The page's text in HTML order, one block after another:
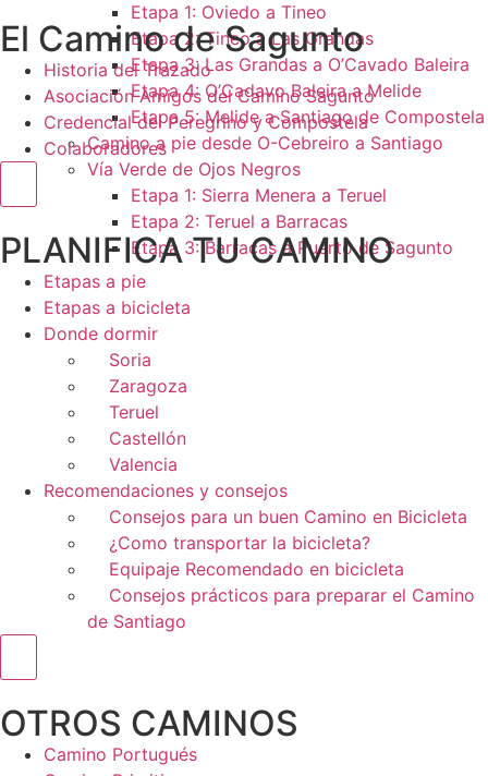
Etapa 1: Oviedo a Tineo
Etapa 2: Tineo a Las Grandas
Etapa 3: Las Grandas a O’Cavado Baleira
Etapa 4: O’Cadavo Baleira a Melide
Etapa 5: Melide a Santiago de Compostela
Camino a pie desde O-Cebreiro a Santiago
Vía Verde de Ojos Negros
Etapa 1: Sierra Menera a Teruel
Etapa 2: Teruel a Barracas
Etapa 3: Barracas a Puerto de Sagunto
El Camino de Sagunto
Historia del Trazado
Asociación Amigos del Camino Sagunto
Credencial del Peregrino y Compostela
Colaboradores
Menú conmutador hamburguesa
PLANIFICA TU CAMINO
Etapas a pie
Etapas a bicicleta
Donde dormir
Soria
Zaragoza
Teruel
Castellón
Valencia
Recomendaciones y consejos
Consejos para un buen Camino en Bicicleta
¿Como transportar la bicicleta?
Equipaje Recomendado en bicicleta
Consejos prácticos para preparar el Camino
de Santiago
OTROS CAMINOS
Camino Portugués